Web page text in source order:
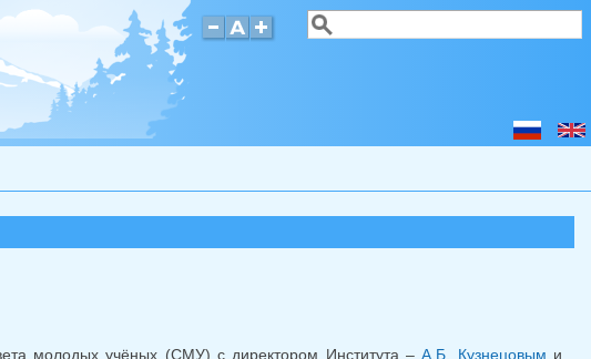
Форма поиска
Поиск
молодых учёных (СМУ) с директором Института –А.Б. Кузнецовым и